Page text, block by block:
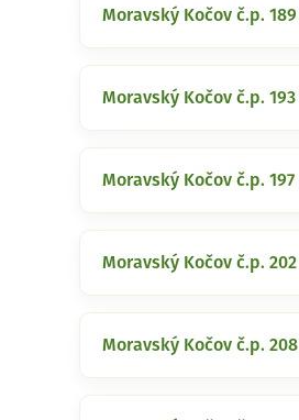
Moravský Kočov č.p. 189
Moravský Kočov č.p. 193
Moravský Kočov č.p. 197
Moravský Kočov č.p. 202
Moravský Kočov č.p. 208